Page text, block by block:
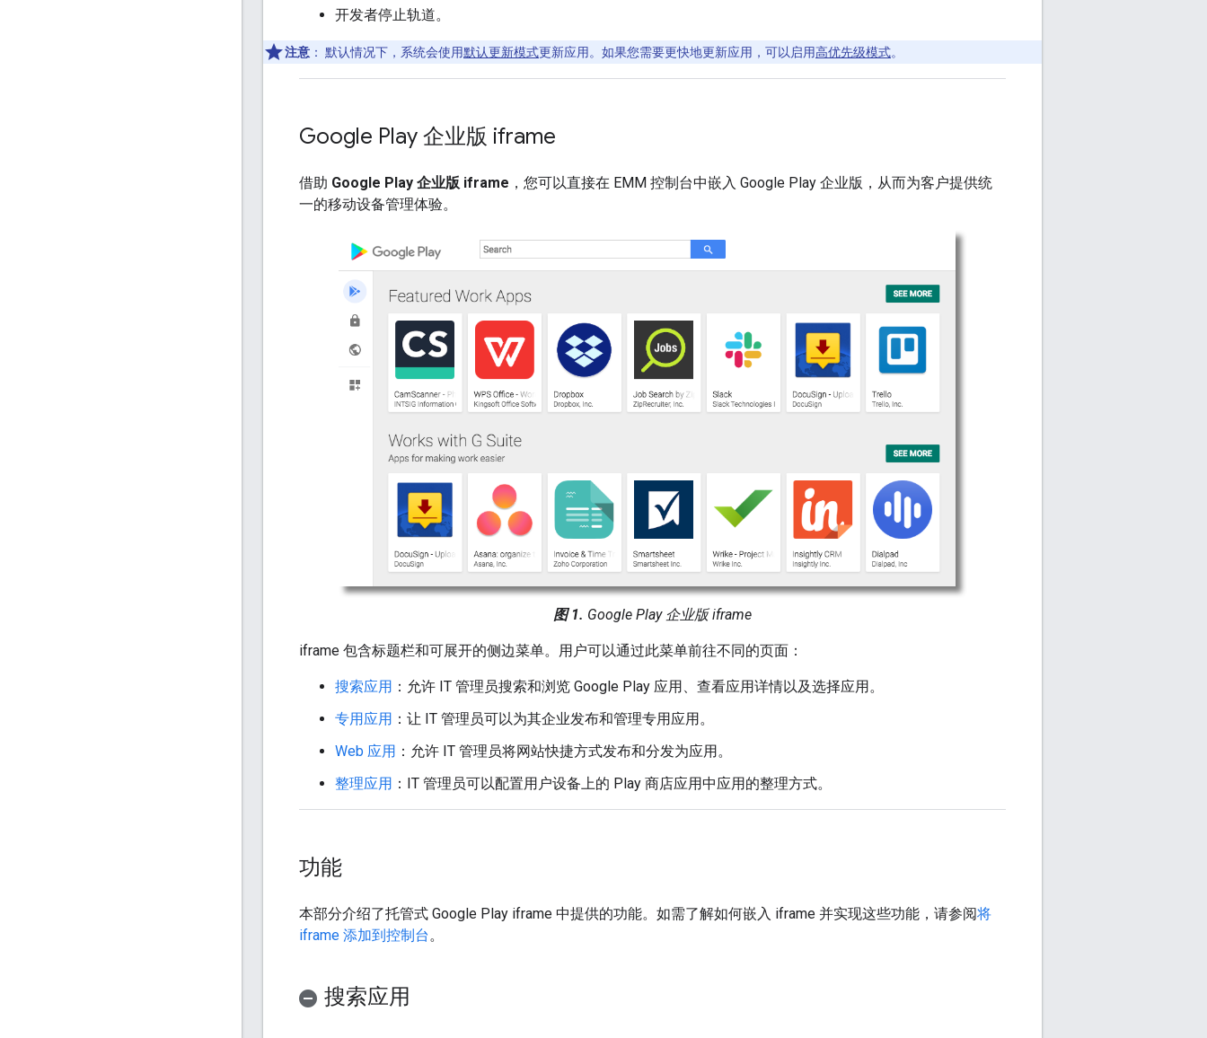
开发者停止轨道。
注意 ： 默认情况下，系统会使用默认更新模式更新应用。如果您需要更快地更新应用，可以启用高优先级模式。
Google Play 企业版 iframe
借助 Google Play 企业版 iframe ，您可以直接在 EMM 控制台中嵌入 Google Play 企业版，从而为客户提供统
一的移动设备管理体验。
图 1. Google Play 企业版 iframe
iframe 包含标题栏和可展开的侧边菜单。用户可以通过此菜单前往不同的页面：
搜索应用 ：允许 IT 管理员搜索和浏览 Google Play 应用、查看应用详情以及选择应用。
专用应用 ：让 IT 管理员可以为其企业发布和管理专用应用。
Web 应用 ：允许 IT 管理员将网站快捷方式发布和分发为应用。
整理应用 ：IT 管理员可以配置用户设备上的 Play 商店应用中应用的整理方式。
功能
本部分介绍了托管式 Google Play iframe 中提供的功能。如需了解如何嵌入 iframe 并实现这些功能，请参阅将
iframe 添加到控制台 。
搜索应用